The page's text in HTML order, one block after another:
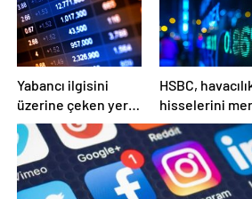
Yabancı ilgisini
üzerine çeken yerli
hisseler
HSBC,
hisselerini
altına aldı